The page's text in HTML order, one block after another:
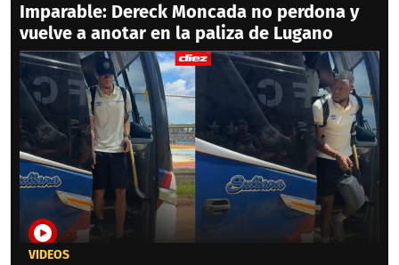
Imparable: Dereck Moncada no perdona y
vuelve a anotar en la paliza de Lugano
VIDEOS